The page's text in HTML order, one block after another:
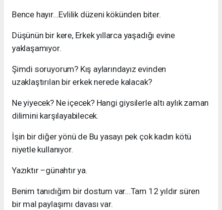
Bence hayır...Evlilik düzeni kökünden biter.
Düşünün bir kere, Erkek yıllarca yaşadığı evine
yaklaşamıyor.
Şimdi soruyorum? Kış aylarındayız evinden
uzaklaştırılan bir erkek nerede kalacak?
Ne yiyecek? Ne içecek? Hangi giysilerle altı aylık zaman
dilimini karşılayabilecek.
İşin bir diğer yönü de Bu yasayı pek çok kadın kötü
niyetle kullanıyor.
Yazıktır –günahtır ya.
Benim tanıdığım bir dostum var...Tam 12 yıldır süren
bir mal paylaşımı davası var.